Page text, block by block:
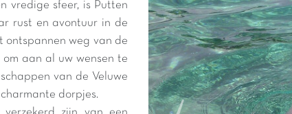
vredige sfeer, is Putten
rust en avontuur in de
ontspannen weg van de
aan al uw wensen te
van de Veluwe
dorpjes.